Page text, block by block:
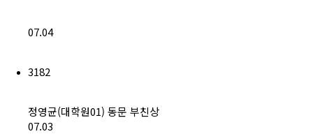
모교 소식
행사안내
07.04
3182
정영균(대학원01) 동문 부친상
07.03